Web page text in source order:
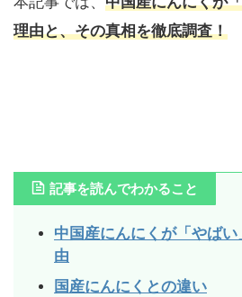
理由と、その真相を徹底調査！
記事を読んでわかること
中国産にんにくが「やば
由
国産にんにくとの違い